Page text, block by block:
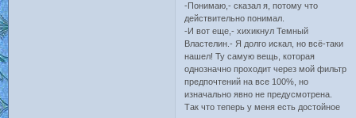
-Понимаю,- сказал я, потому что
действительно понимал.
-И вот еще,- хихикнул Темный
Властелин.- Я долго искал, но всё-таки
нашел! Ту самую вещь, которая
однозначно проходит через мой фильтр
предпочтений на все 100%, но
изначально явно не предусмотрена.
Так что теперь у меня есть достойное